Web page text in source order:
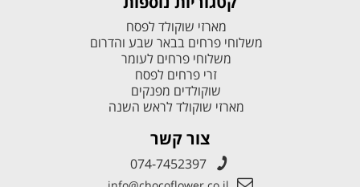
מארזי שוקולד לפסח
משלוחי פרחים בבאר שבע והדרום
משלוחי פרחים לעומר
זרי פרחים לפסח
שוקולדים מפנקים
מארזי שוקולד לראש השנה
צור קשר
074-7452397